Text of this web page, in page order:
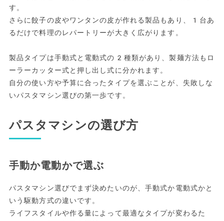
す。
さらに餃子の皮やワンタンの皮が作れる製品もあり、1台あ
るだけで料理のレパートリーが大きく広がります。
製品タイプは手動式と電動式の2種類があり、製麺方法もロ
ーラーカッター式と押し出し式に分かれます。
自分の使い方や予算に合ったタイプを選ぶことが、失敗しな
いパスタマシン選びの第一歩です。
パスタマシンの選び方
手動か電動かで選ぶ
パスタマシン選びでまず決めたいのが、手動式か電動式かと
いう駆動方式の違いです。
ライフスタイルや作る量によって最適なタイプが変わるた